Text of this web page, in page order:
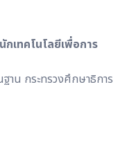
เทคโนโลยีเพื่อการ
น กระทรวงศึกษาธิการ